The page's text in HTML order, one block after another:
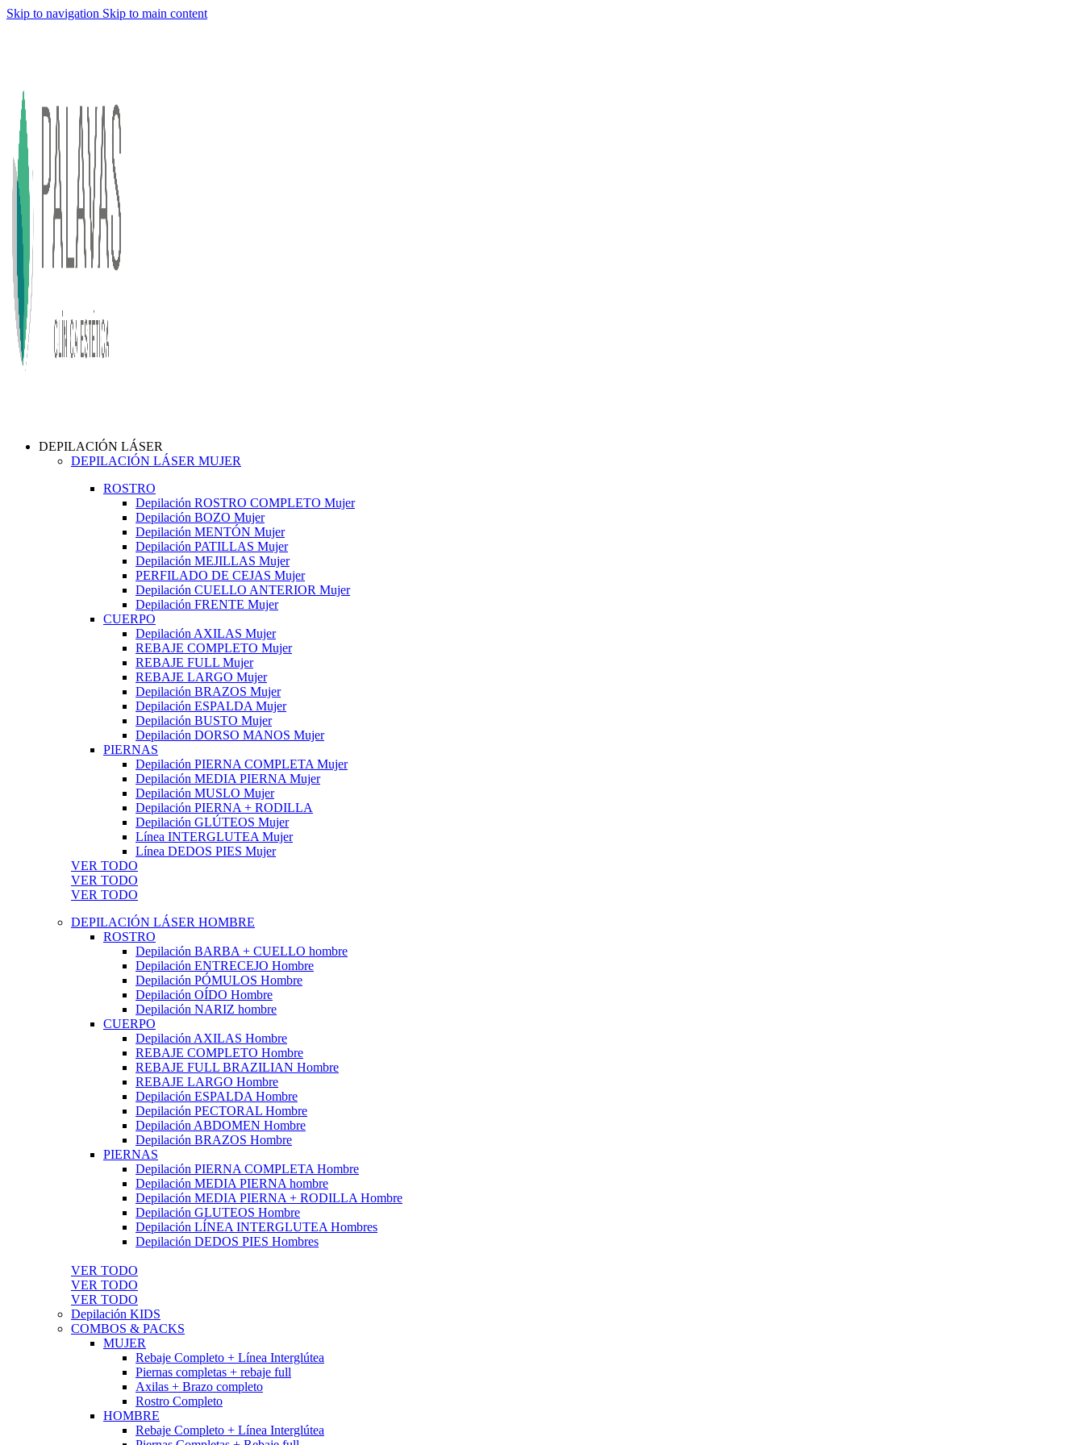
Skip to navigation Skip to main content
DEPILACIÓN LÁSER
DEPILACIÓN LÁSER MUJER
ROSTRO
Depilación ROSTRO COMPLETO Mujer
Depilación BOZO Mujer
Depilación MENTÓN Mujer
Depilación PATILLAS Mujer
Depilación MEJILLAS Mujer
PERFILADO DE CEJAS Mujer
Depilación CUELLO ANTERIOR Mujer
Depilación FRENTE Mujer
CUERPO
Depilación AXILAS Mujer
REBAJE COMPLETO Mujer
REBAJE FULL Mujer
REBAJE LARGO Mujer
Depilación BRAZOS Mujer
Depilación ESPALDA Mujer
Depilación BUSTO Mujer
Depilación DORSO MANOS Mujer
PIERNAS
Depilación PIERNA COMPLETA Mujer
Depilación MEDIA PIERNA Mujer
Depilación MUSLO Mujer
Depilación PIERNA + RODILLA
Depilación GLÚTEOS Mujer
Línea INTERGLUTEA Mujer
Línea DEDOS PIES Mujer
VER TODO
VER TODO
VER TODO
DEPILACIÓN LÁSER HOMBRE
ROSTRO
Depilación BARBA + CUELLO hombre
Depilación ENTRECEJO Hombre
Depilación PÓMULOS Hombre
Depilación OÍDO Hombre
Depilación NARIZ hombre
CUERPO
Depilación AXILAS Hombre
REBAJE COMPLETO Hombre
REBAJE FULL BRAZILIAN Hombre
REBAJE LARGO Hombre
Depilación ESPALDA Hombre
Depilación PECTORAL Hombre
Depilación ABDOMEN Hombre
Depilación BRAZOS Hombre
PIERNAS
Depilación PIERNA COMPLETA Hombre
Depilación MEDIA PIERNA hombre
Depilación MEDIA PIERNA + RODILLA Hombre
Depilación GLUTEOS Hombre
Depilación LÍNEA INTERGLUTEA Hombres
Depilación DEDOS PIES Hombres
VER TODO
VER TODO
VER TODO
Depilación KIDS
COMBOS & PACKS
MUJER
Rebaje Completo + Línea Interglútea
Piernas completas + rebaje full
Axilas + Brazo completo
Rostro Completo
HOMBRE
Rebaje Completo + Línea Interglútea